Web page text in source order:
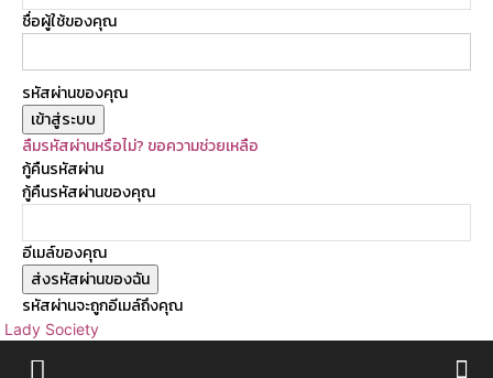
ชื่อผู้ใช้ของคุณ
รหัสผ่านของคุณ
ลืมรหัสผ่านหรือไม่? ขอความช่วยเหลือ
กู้คืนรหัสผ่าน
กู้คืนรหัสผ่านของคุณ
อีเมล์ของคุณ
รหัสผ่านจะถูกอีเมล์ถึงคุณ
Lady Society